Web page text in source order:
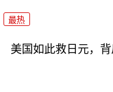
最热
美国如此救日元，